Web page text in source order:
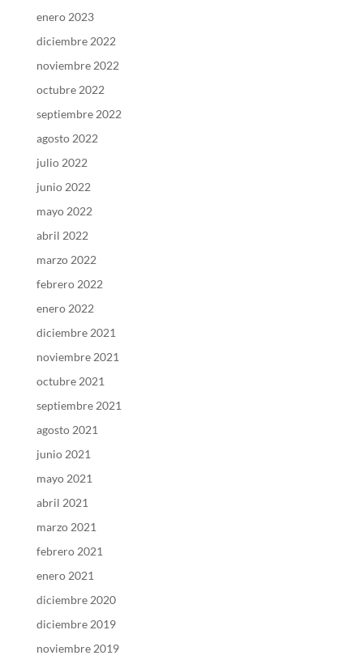
enero 2023
diciembre 2022
noviembre 2022
octubre 2022
septiembre 2022
agosto 2022
julio 2022
junio 2022
mayo 2022
abril 2022
marzo 2022
febrero 2022
enero 2022
diciembre 2021
noviembre 2021
octubre 2021
septiembre 2021
agosto 2021
junio 2021
mayo 2021
abril 2021
marzo 2021
febrero 2021
enero 2021
diciembre 2020
diciembre 2019
noviembre 2019